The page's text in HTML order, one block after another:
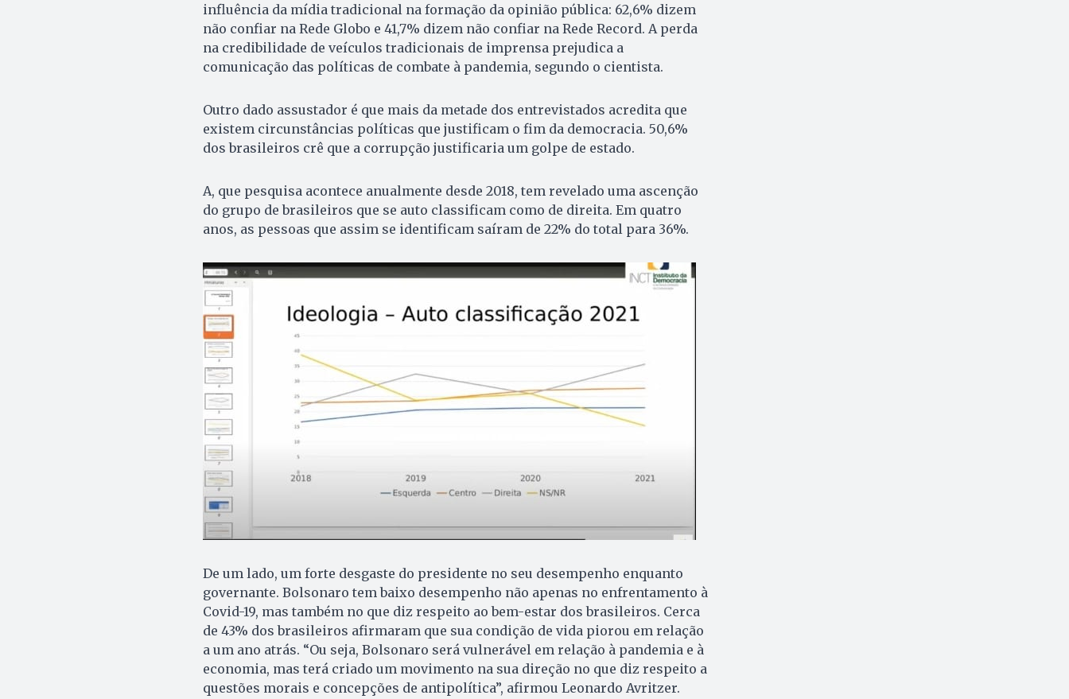
influência da mídia tradicional na formação da opinião pública: 62,6% dizem
não confiar na Rede Globo e 41,7% dizem não confiar na Rede Record. A perda
na credibilidade de veículos tradicionais de imprensa prejudica a
comunicação das políticas de combate à pandemia, segundo o cientista.
Outro dado assustador é que mais da metade dos entrevistados acredita que
existem circunstâncias políticas que justificam o fim da democracia. 50,6%
dos brasileiros crê que a corrupção justificaria um golpe de estado.
A, que pesquisa acontece anualmente desde 2018, tem revelado uma ascenção
do grupo de brasileiros que se auto classificam como de direita. Em quatro
anos, as pessoas que assim se identificam saíram de 22% do total para 36%.
De um lado, um forte desgaste do presidente no seu desempenho enquanto
governante. Bolsonaro tem baixo desempenho não apenas no enfrentamento à
Covid-19, mas também no que diz respeito ao bem-estar dos brasileiros. Cerca
de 43% dos brasileiros afirmaram que sua condição de vida piorou em relação
a um ano atrás. “Ou seja, Bolsonaro será vulnerável em relação à pandemia e à
economia, mas terá criado um movimento na sua direção no que diz respeito a
questões morais e concepções de antipolítica”, afirmou Leonardo Avritzer.